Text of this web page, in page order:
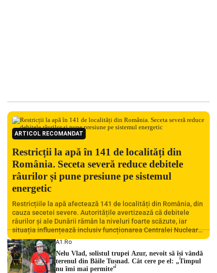
ARTICOL RECOMANDAT
Restricții la apă în 141 de localități din
România. Seceta severă reduce debitele
râurilor și pune presiune pe sistemul
energetic
Restricțiile la apă afectează 141 de localități din România, din
cauza secetei severe. Autoritățile avertizează că debitele
râurilor și ale Dunării rămân la niveluri foarte scăzute, iar
situația influențează inclusiv funcționarea Centralei Nucleare
de la Cernavodă. România se confruntă cu una dintre cele mai
dificile perioade din punct de vedere hidrologic din ultimii ani.
Lipsa […]
A1.ro
Nelu Vlad, solistul trupei Azur, nevoit să își vândă
terenul din Băile Tușnad. Cât cere pe el: „Timpul
nu îmi mai permite”